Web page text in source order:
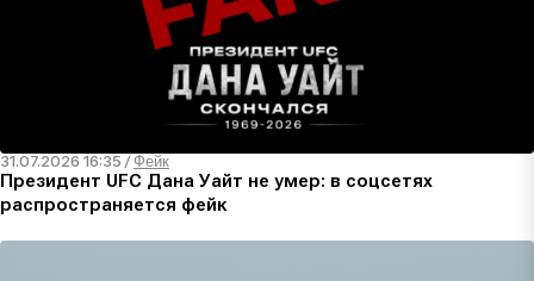
31.07.2026 16:35 /Фейк
Президент UFC Дана Уайт не умер: в соцсетях
распространяется фейк